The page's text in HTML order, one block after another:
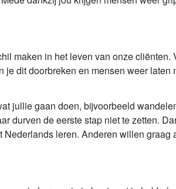
maken in het leven van onze
dit doorbreken en mensen weer
jullie gaan doen, bijvoorbeeld
durven de eerste stap niet te zetten.
leren. Anderen willen